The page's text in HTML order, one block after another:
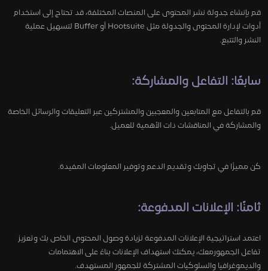
قم بإنشاء جدولة نشر المحتوى على المنصات المختلفة، قد تحتاج إلى استخدام
أدوات لإدارة المحتوى والجدولة مثل Hootsuite أو Buffer لتسهيل عملية
النشر والتتبع.
سابعًا: التفاعل والمشاركة:
قم بالتفاعل مع المتابعين والمعجبين والمشتركين عبر التعليقات والرسائل الخاصة
والمشاركة في المناقشات ذات الأهمية للعميل.
كن مميزًا في تجاوبك وتقديم الدعم وتوفير المعلومات المفيدة.
ثامنًا: الإعلانات المدفوعة:
اعتمد استراتيجية الإعلانات المدفوعة لزيادة وصول المحتوى الخاص بك وتعزيز
تفاعل الجمهورمعك، يمكنك استهداف الإعلانات بناءً على الاهتمامات
والديموغرافيا والسلوكيات المشتركة للجمهور المستهدف.